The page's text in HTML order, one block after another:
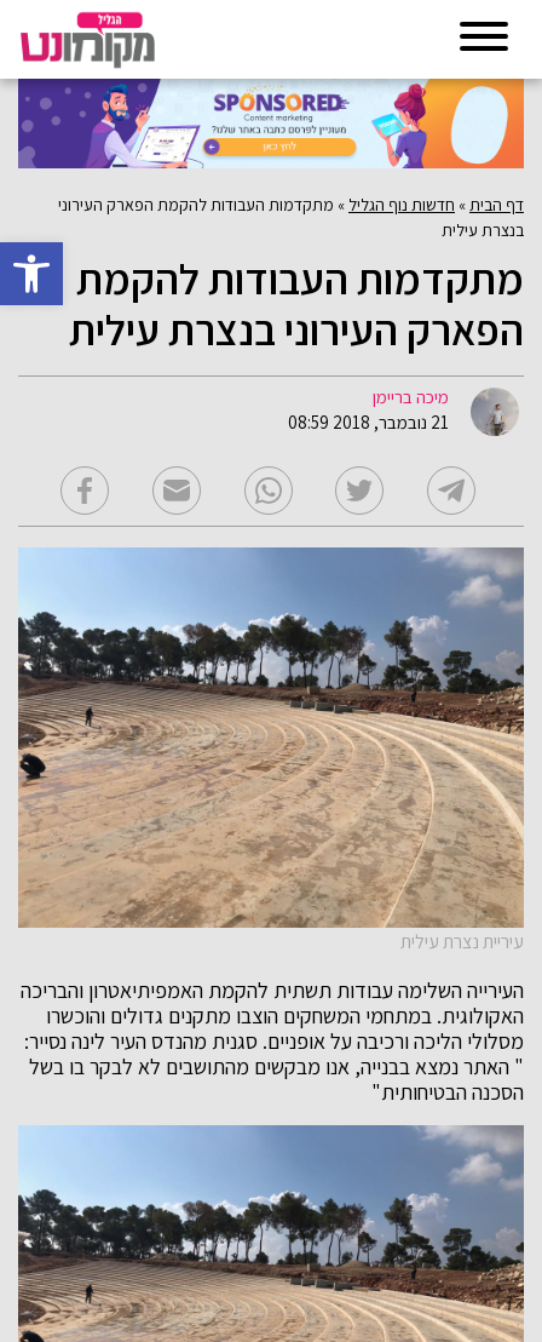
פתח
דף הבית » חדשות נוף הגליל » מתקדמות העבודות להקמת הפארק העירוני
בנצרת עילית
מתקדמות העבודות להקמת
הפארק העירוני בנצרת עילית
מיכה בריימן
21 נובמבר, 2018 08:59
עיריית נצרת עילית
העירייה השלימה עבודות תשתית להקמת האמפיתיאטרון והבריכה
האקולוגית. במתחמי המשחקים הוצבו מתקנים גדולים והוכשרו
מסלולי הליכה ורכיבה על אופניים. סגנית מהנדס העיר לינה נסייר:
" האתר נמצא בבנייה, אנו מבקשים מהתושבים לא לבקר בו בשל
הסכנה הבטיחותית"